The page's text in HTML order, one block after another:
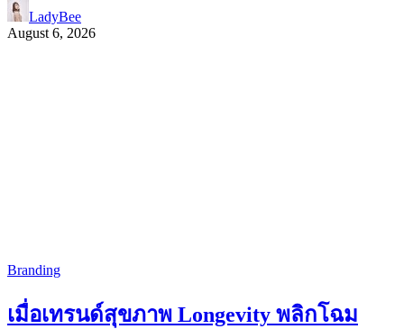
LadyBee
August 6, 2026
Branding
เมื่อเทรนด์สุขภาพ Longevity พลิกโฉม